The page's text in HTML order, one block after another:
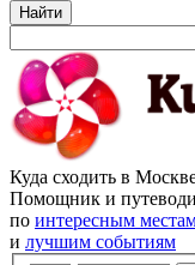
Найти
Куда сходить в
Помощник и
по интересным
и лучшим событиям